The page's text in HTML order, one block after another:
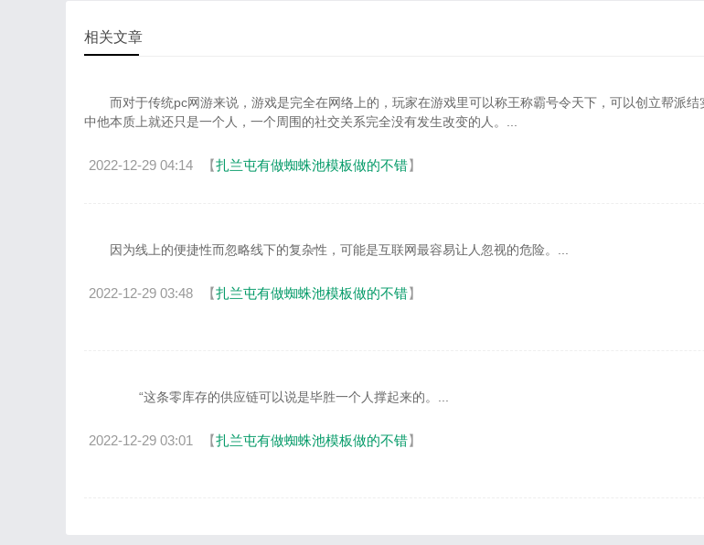
相关文章
而对于传统pc网游来说，游戏是完全在网络上的，玩家在游戏里可以称王称霸号令天下，可以创立帮派结
中他本质上就还只是一个人，一个周围的社交关系完全没有发生改变的人。...
2022-12-29 04:14 【扎兰屯有做蜘蛛池模板做的不错】
因为线上的便捷性而忽略线下的复杂性，可能是互联网最容易让人忽视的危险。...
2022-12-29 03:48 【扎兰屯有做蜘蛛池模板做的不错】
“这条零库存的供应链可以说是毕胜一个人撑起来的。...
2022-12-29 03:01 【扎兰屯有做蜘蛛池模板做的不错】